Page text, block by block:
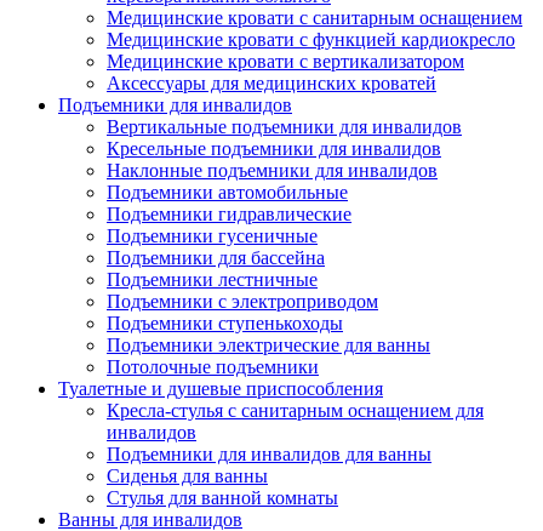
Медицинские кровати с санитарным оснащением
Медицинские кровати с функцией кардиокресло
Медицинские кровати с вертикализатором
Аксессуары для медицинских кроватей
Подъемники для инвалидов
Вертикальные подъемники для инвалидов
Кресельные подъемники для инвалидов
Наклонные подъемники для инвалидов
Подъемники автомобильные
Подъемники гидравлические
Подъемники гусеничные
Подъемники для бассейна
Подъемники лестничные
Подъемники с электроприводом
Подъемники ступенькоходы
Подъемники электрические для ванны
Потолочные подъемники
Туалетные и душевые приспособления
Кресла-стулья с санитарным оснащением для
инвалидов
Подъемники для инвалидов для ванны
Сиденья для ванны
Стулья для ванной комнаты
Ванны для инвалидов